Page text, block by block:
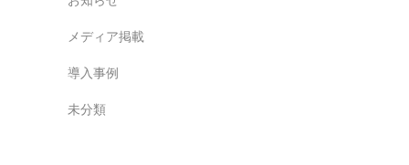
メディア掲載
導入事例
未分類